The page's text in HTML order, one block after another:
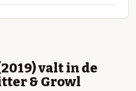
valt in de
& Growl